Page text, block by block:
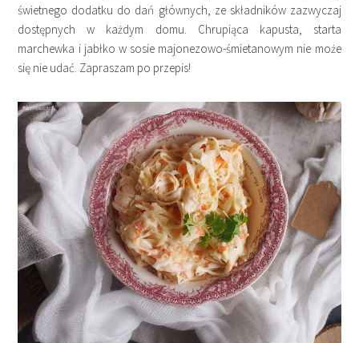
świetnego dodatku do dań głównych, ze składników zazwyczaj
dostępnych w każdym domu. Chrupiąca kapusta, starta
marchewka i jabłko w sosie majonezowo-śmietanowym nie może
się nie udać. Zapraszam po przepis!